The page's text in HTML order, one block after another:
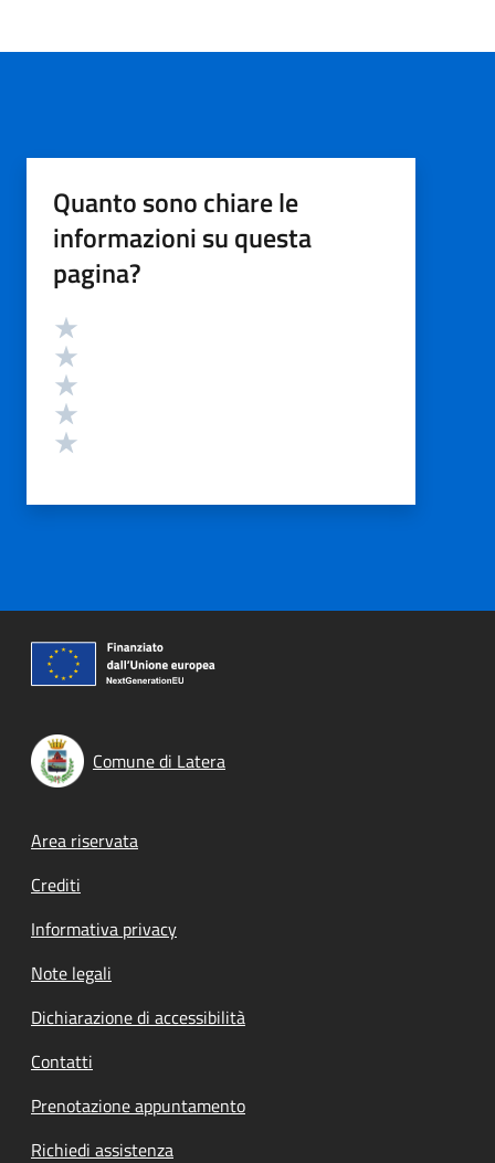
Quanto sono chiare le
informazioni su questa
pagina?
Valutazione
Comune di Latera
Footer menu
Area riservata
Crediti
Informativa privacy
Note legali
Dichiarazione di accessibilità
Contatti
Prenotazione appuntamento
Richiedi assistenza